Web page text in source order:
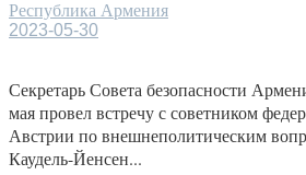
Республика Армения
2023-05-30
Секретарь Совета безопасности
мая провел встречу с советником
Австрии по внешнеполитическим
Каудель-Йенсен...